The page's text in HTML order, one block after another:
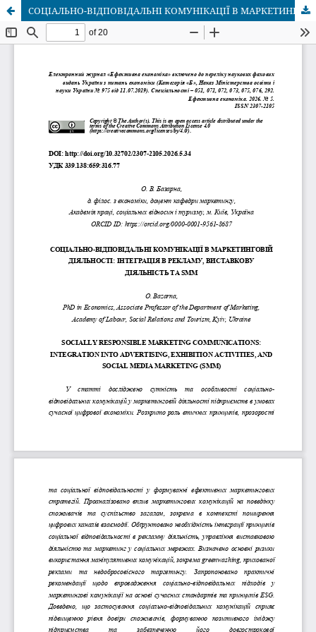
СОЦІАЛЬНО-ВІДПОВІДАЛЬНІ КОМУНІКАЦІЇ В МАРКЕТИНГОВІЙ ДІЯЛЬНОСТІ: ІНТЕГРАЦІЯ В РЕКЛАМУ, ВИСТАВКОВУ ДІЯЛЬНІСТЬ ТА SMM